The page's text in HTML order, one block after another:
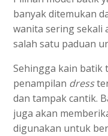
banyak ditemukan
wanita sering sekali
salah satu paduan
Sehingga kain batik
penampilan dress
dan tampak cantik.
juga akan
digunakan untuk